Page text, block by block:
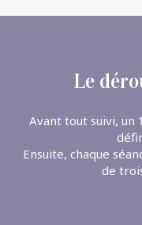
Le
Avant tout suivi, un
Ensuite, chaque
de